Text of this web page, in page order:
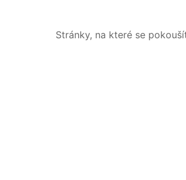
Stránky, na které se